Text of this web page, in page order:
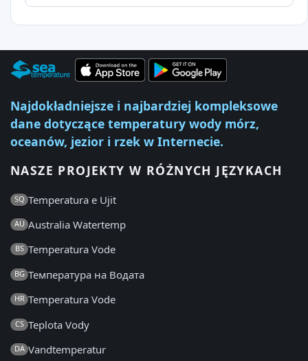
Najdokładniejsze i najbardziej kompleksowe
dane dotyczące temperatury wody mórz,
oceanów, jezior i rzek w Internecie.
NASZE PROJEKTY W RÓŻNYCH JĘZYKACH
SQ Temperatura e Ujit
AU Australia Watertemp
BS Temperatura Vode
BG Температура на Водата
HR Temperatura Vode
CS Teplota Vody
DA Vandtemperatur